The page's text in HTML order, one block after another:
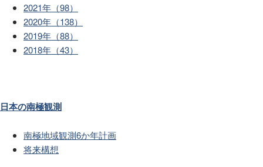
2021年（98）
2020年（138）
2019年（88）
2018年（43）
日本の南極観測
南極地域観測6か年計画
将来構想